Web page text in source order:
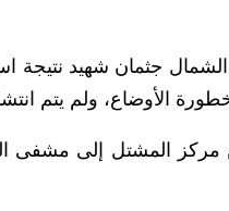
جثمان شهيد
الأوضاع، ولم يتم
المشتل إلى مشفى